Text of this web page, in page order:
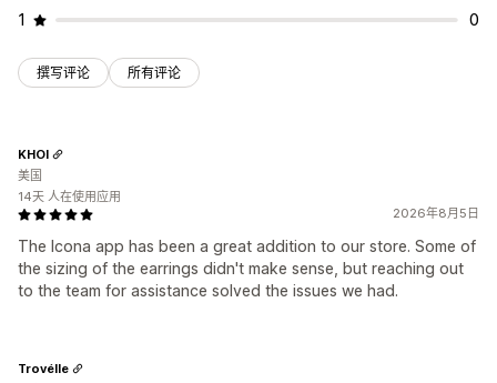
1
0
撰写评论 所有评论
2026年8月5日
The Icona app has been a great addition to our store. Some of
the sizing of the earrings didn't make sense, but reaching out
to the team for assistance solved the issues we had.
KHOI
美国
14天 人在使用应用
Trovélle